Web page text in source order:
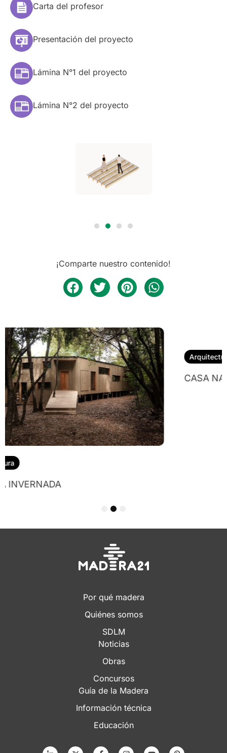
Carta del profesor
Presentación del proyecto
Lámina N°1 del proyecto
Lámina N°2 del proyecto
¡Comparte nuestro contenido!
Arquitectura
CASA NALA
Por qué madera
Quiénes somos
SDLM
Noticias
Obras
Concursos
Guía de la Madera
Información técnica
Educación